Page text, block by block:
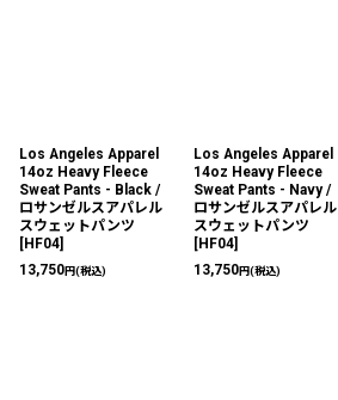
Los Angeles Apparel
14oz Heavy Fleece
Sweat Pants - Black /
ロサンゼルスアパレル
スウェットパンツ
[HF04]
13,750円(税込)
Los Angeles Apparel
14oz Heavy Fleece
Sweat Pants - Navy /
ロサンゼルスアパレル
スウェットパンツ
[HF04]
13,750円(税込)